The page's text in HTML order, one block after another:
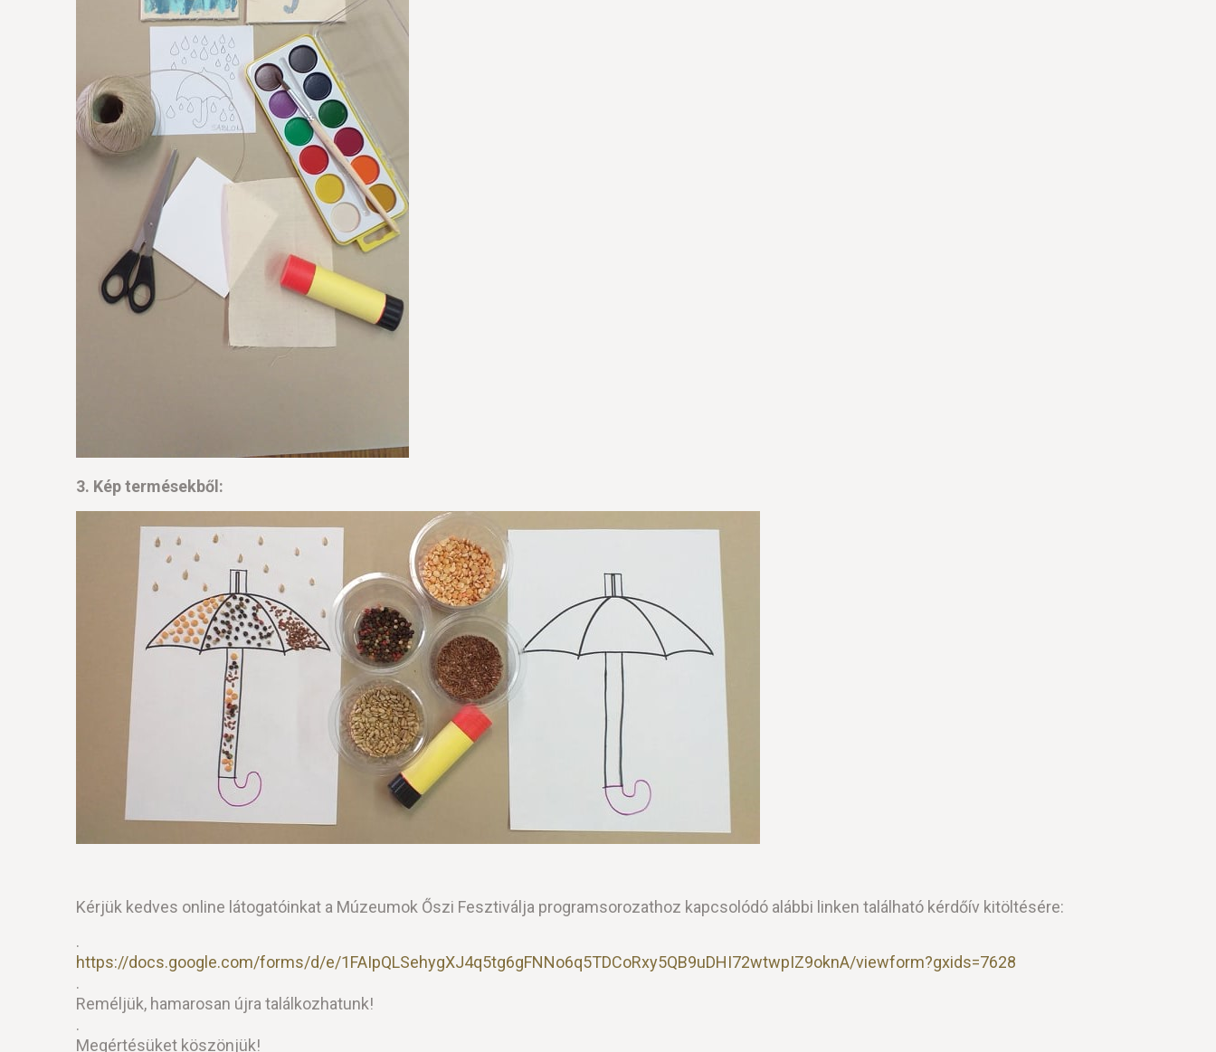
3. Kép termésekből:
Kérjük kedves online látogatóinkat a Múzeumok Őszi Fesztiválja programsorozathoz kapcsolódó alábbi linken található kérdőív kitöltésére:
.
https://docs.google.com/forms/d/e/1FAIpQLSehygXJ4q5tg6gFNNo6q5TDCoRxy5QB9uDHI72wtwpIZ9oknA/viewform?gxids=7628
.
Reméljük, hamarosan újra találkozhatunk!
.
Megértésüket köszönjük!